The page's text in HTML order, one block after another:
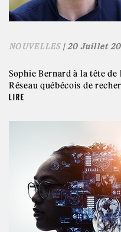
NOUVELLES| 20 Juillet
Sophie Bernard à la tête
Réseau québécois de
LIRE